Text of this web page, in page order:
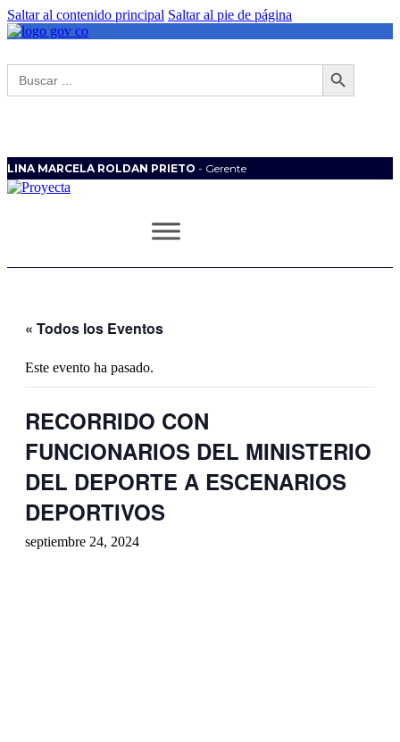
Saltar al contenido principal Saltar al pie de página
Buscar: Botón de búsqueda
LINA MARCELA ROLDAN PRIETO - Gerente
« Todos los Eventos
Este evento ha pasado.
RECORRIDO CON
FUNCIONARIOS DEL MINISTERIO
DEL DEPORTE A ESCENARIOS
DEPORTIVOS
septiembre 24, 2024